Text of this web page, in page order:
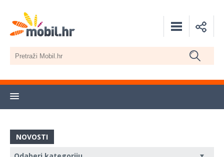
NOVOSTI